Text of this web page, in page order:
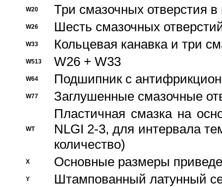
W20 Три смазочных отверстия
W26 Шесть смазочных
W33 Кольцевая канавка и три
W513 W26 + W33
W64 Подшипник с
W77 Заглушенные смазочные
WT
Пластичная смазка на
NLGI 2-3, для интервала
количество)
X Основные размеры
Y Штампованный латунный